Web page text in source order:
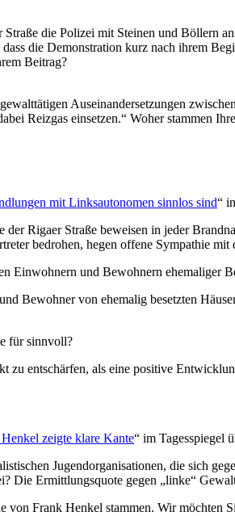
die Polizei mit Steinen und Böllern
die Demonstration kurz nach ihrem
Beitrag?
Auseinandersetzungen
Reizgas einsetzen.“ Woher stammen
mit Linksautonomen sinnlos sind“
Rigaer Straße beweisen in jeder
bedrohen, hegen offene Sympathie mit
Einwohnern und Bewohnern ehemaliger
Bewohner von ehemalig besetzten
für sinnvoll?
zu entschärfen, als eine positive
Henkel zeigte klare Kante“ im Tagesspiegel
Jugendorganisationen, die sich
Ermittlungsquote gegen „linke“
Frank Henkel stammen. Wir möchten